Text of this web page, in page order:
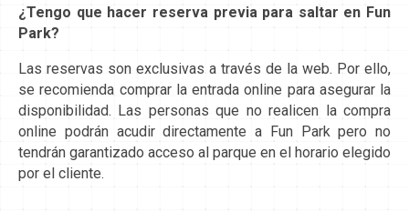
¿Tengo que hacer reserva previa para saltar en Fun
Park?
Las reservas son exclusivas a través de la web. Por ello,
se recomienda comprar la entrada online para asegurar la
disponibilidad. Las personas que no realicen la compra
online podrán acudir directamente a Fun Park pero no
tendrán garantizado acceso al parque en el horario elegido
por el cliente.